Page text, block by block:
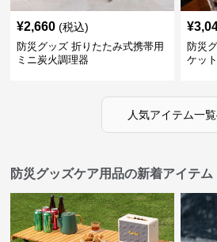
¥2,660 (税込)
防災グッズ 折りたたみ式携帯用
ミニ炭火調理器
¥
防災
ケット
人気アイテム一
防災グッズケア用品の新着アイテム